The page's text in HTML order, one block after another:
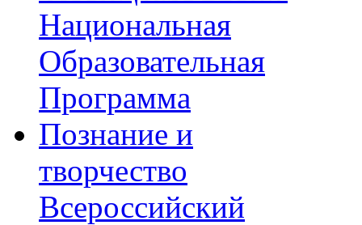
Национальная
Образовательная
Программа
Познание и
творчество
Всероссийский